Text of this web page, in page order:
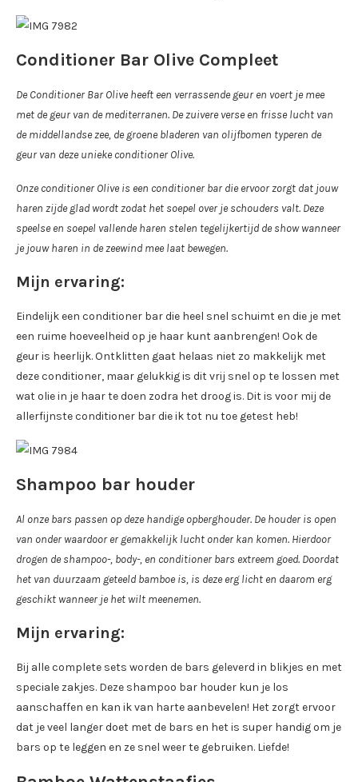
Conditioner Bar Olive Compleet
De Conditioner Bar Olive heeft een verrassende geur en voert je mee
met de geur van de mediterranen. De zuivere verse en frisse lucht van
de middellandse zee, de groene bladeren van olijfbomen typeren de
geur van deze unieke conditioner Olive.
Onze conditioner Olive is een conditioner bar die ervoor zorgt dat jouw
haren zijde glad wordt zodat het soepel over je schouders valt. Deze
speelse en soepel vallende haren stelen tegelijkertijd de show wanneer
je jouw haren in de zeewind mee laat bewegen.
Mijn ervaring:
Eindelijk een conditioner bar die heel snel schuimt en die je met
een ruime hoeveelheid op je haar kunt aanbrengen! Ook de
geur is heerlijk. Ontklitten gaat helaas niet zo makkelijk met
deze conditioner, maar gelukkig is dit vrij snel op te lossen met
wat olie in je haar te doen zodra het droog is. Dit is voor mij de
allerfijnste conditioner bar die ik tot nu toe getest heb!
Shampoo bar houder
Al onze bars passen op deze handige opberghouder. De houder is open
van onder waardoor er gemakkelijk lucht onder kan komen. Hierdoor
drogen de shampoo-, body-, en conditioner bars extreem goed. Doordat
het van duurzaam geteeld bamboe is, is deze erg licht en daarom erg
geschikt wanneer je het wilt meenemen.
Mijn ervaring:
Bij alle complete sets worden de bars geleverd in blikjes en met
speciale zakjes. Deze shampoo bar houder kun je los
aanschaffen en kan ik van harte aanbevelen! Het zorgt ervoor
dat je veel langer doet met de bars en het is super handig om je
bars op te leggen en ze snel weer te gebruiken. Liefde!